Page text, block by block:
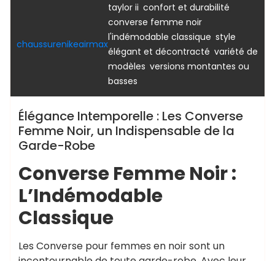
chaussurenikeairmax
taylor ii confort et durabilité
converse femme noir
l'indémodable classique style
élégant et décontracté variété de
modèles versions montantes ou
basses
Élégance Intemporelle : Les Converse
Femme Noir, un Indispensable de la
Garde-Robe
Converse Femme Noir :
L’Indémodable
Classique
Les Converse pour femmes en noir sont un